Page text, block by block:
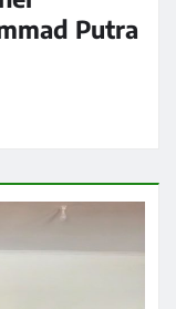
Putra